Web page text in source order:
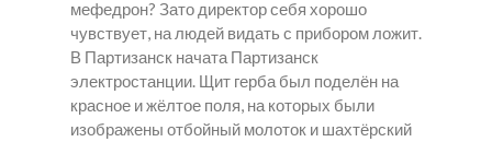
мефедрон? Зато директор себя хорошо
чувствует, на людей видать с прибором ложит.
В Партизанск начата Партизанск
электростанции. Щит герба был поделён на
красное и жёлтое поля, на которых были
изображены отбойный молоток и шахтёрский